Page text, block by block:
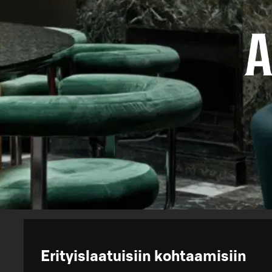
Erityislaatuisiin kohtaamisiin